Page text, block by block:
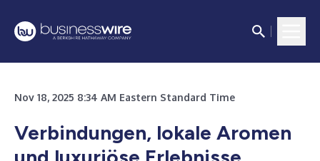
Nov 18, 2025 8:34 AM Eastern Standard Time
Verbindungen, lokale Aromen